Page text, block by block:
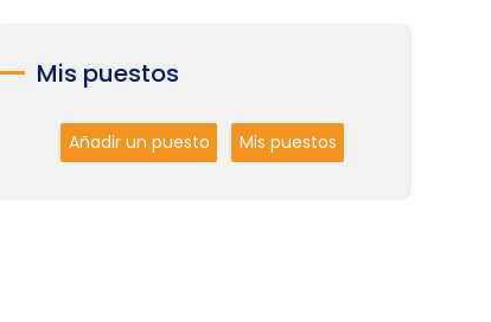
Mis puestos
Añadir un puesto Mis puestos